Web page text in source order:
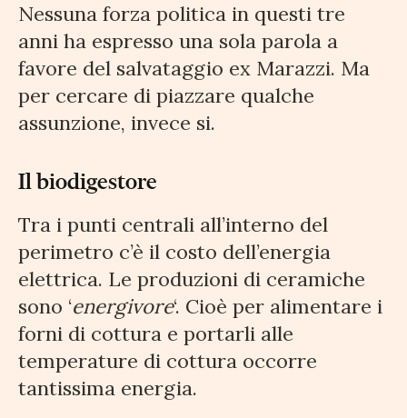
Nessuna forza politica in questi tre
anni ha espresso una sola parola a
favore del salvataggio ex Marazzi. Ma
per cercare di piazzare qualche
assunzione, invece si.
Il biodigestore
Tra i punti centrali all’interno del
perimetro c’è il costo dell’energia
elettrica. Le produzioni di ceramiche
sono ‘energivore‘. Cioè per alimentare i
forni di cottura e portarli alle
temperature di cottura occorre
tantissima energia.